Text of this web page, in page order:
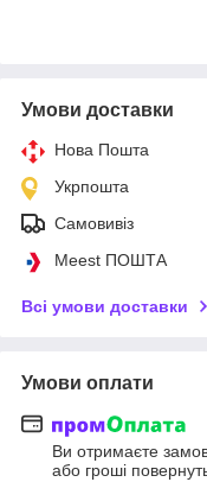
Умови доставки
Нова Пошта
Укрпошта
Самовивіз
Meest ПОШТА
Всі умови доставки
Умови оплати
Ви отримаєте
або гроші